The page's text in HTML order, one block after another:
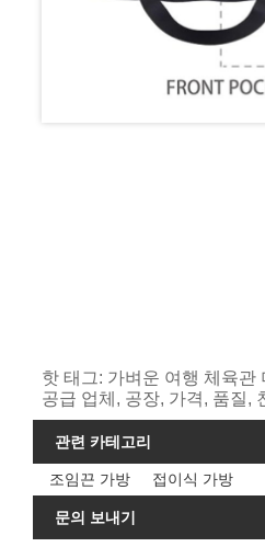
핫 태그: 가벼운 여행 체육관
공급 업체, 공장, 가격, 품질,
관련 카테고리
조임끈 가방 접이식 가방
문의 보내기